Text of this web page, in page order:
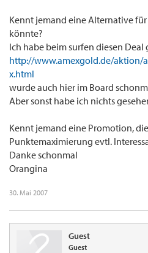
Kennt jemand eine Alternative
könnte?
Ich habe beim surfen diesen Deal
http://www.amexgold.de/aktion/
x.html
wurde auch hier im Board
Aber sonst habe ich nichts
Kennt jemand eine Promotion,
Punktemaximierung evtl.
Danke schonmal
Orangina
30. Mai 2007
Guest
Guest